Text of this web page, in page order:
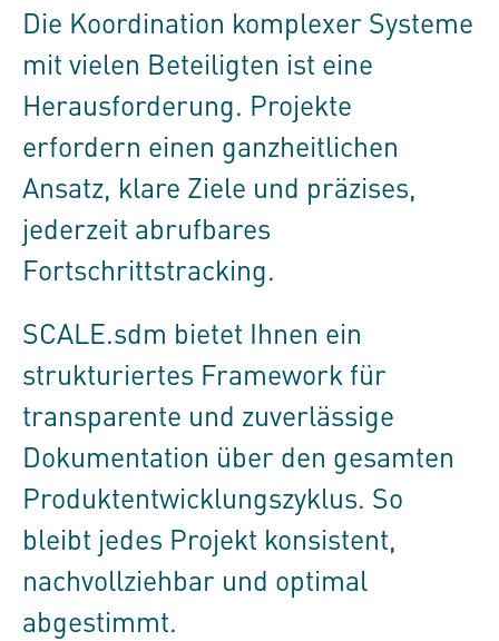
Die Koordination komplexer Systeme
mit vielen Beteiligten ist eine
Herausforderung. Projekte
erfordern einen ganzheitlichen
Ansatz, klare Ziele und präzises,
jederzeit abrufbares
Fortschrittstracking.
SCALE.sdm bietet Ihnen ein
strukturiertes Framework für
transparente und zuverlässige
Dokumentation über den gesamten
Produktentwicklungszyklus. So
bleibt jedes Projekt konsistent,
nachvollziehbar und optimal
abgestimmt.